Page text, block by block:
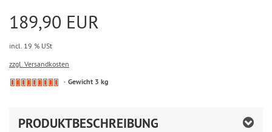
189,90 EUR
incl. 19 % USt
zzgl. Versandkosten
Gewicht 3 kg
PRODUKTBESCHREIBUNG